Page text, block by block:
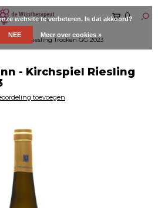
0
Riesling Trocken GG 2023
- Kirchspiel Riesling
toevoegen
website te verbeteren. Is dat akkoord?
NEE Meer over cookies »